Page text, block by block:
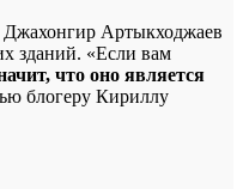
Артыкходжаев
зданий. «Если вам
что оно является
блогеру Кириллу